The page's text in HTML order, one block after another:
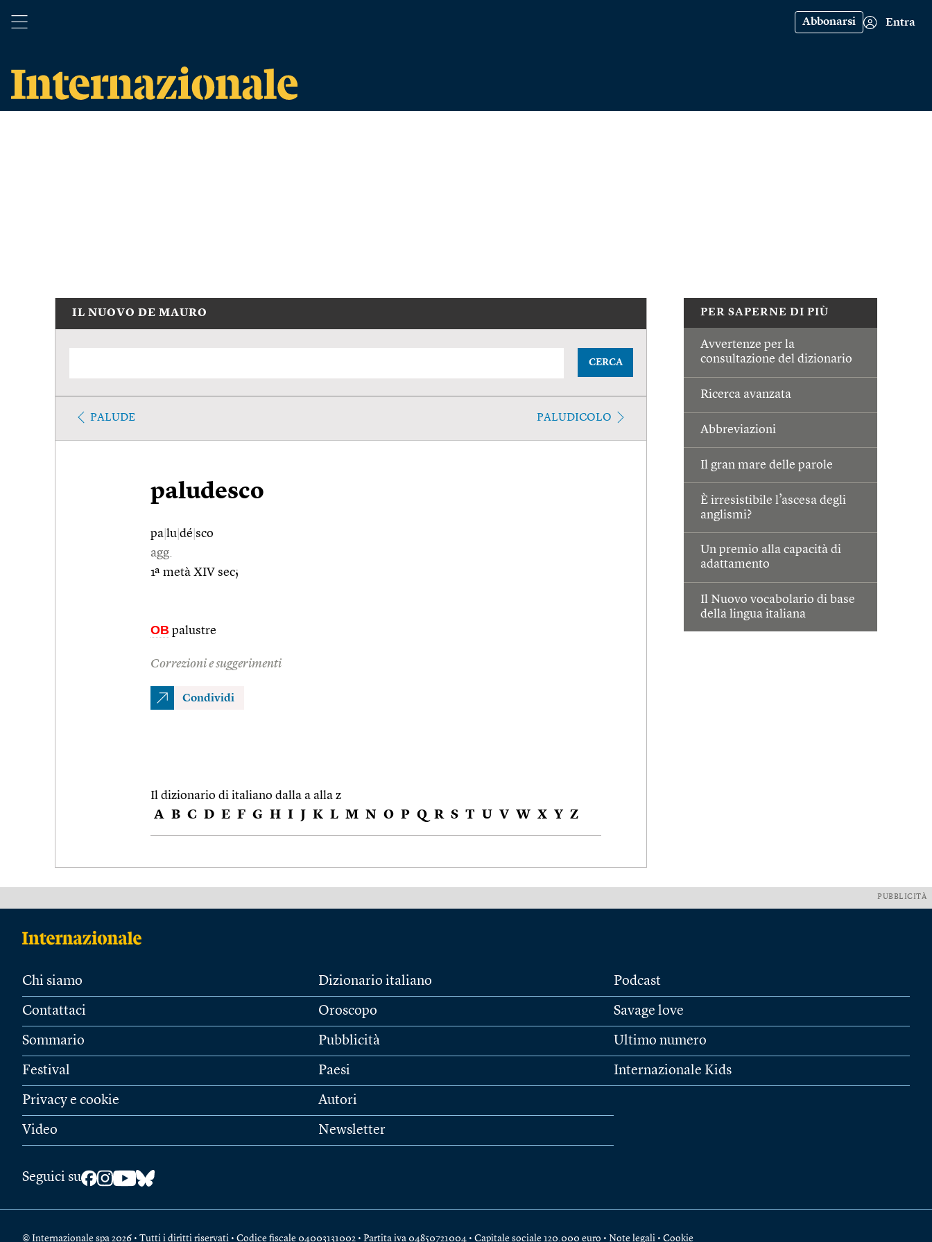
Abbonarsi Entra
PER SAPERNE DI PIÙ
Avvertenze per la
consultazione del dizionario
Ricerca avanzata
Abbreviazioni
Il gran mare delle parole
È irresistibile l’ascesa degli
anglismi?
Un premio alla capacità di
adattamento
Il Nuovo vocabolario di base
della lingua italiana
IL NUOVO DE MAURO
CERCA
PALUDE PALUDICOLO
paludesco
pa lu dé sco
agg.
1ª metà XIV sec;
OB palustre
Correzioni e suggerimenti
Condividi
Il dizionario di italiano dalla a alla z
A B C D E F G H I J K L M N O P Q R S T U V W X Y Z
PUBBLICITÀ
Chi siamo
Contattaci
Sommario
Festival
Privacy e cookie
Video
Dizionario italiano
Oroscopo
Pubblicità
Paesi
Autori
Newsletter
Podcast
Savage love
Ultimo numero
Internazionale Kids
Seguici su
© Internazionale spa 2026 • Tutti i diritti riservati • Codice fiscale 04003131002 • Partita iva 04850721004 • Capitale sociale 120.000 euro • Note legali • Cookie